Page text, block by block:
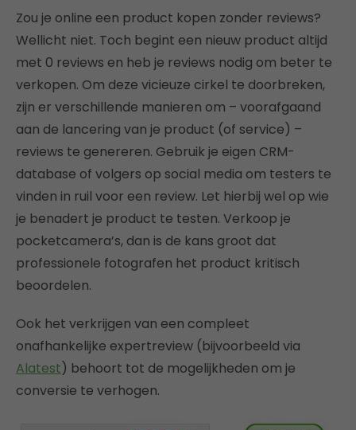
Zou je online een product kopen zonder reviews?
Wellicht niet. Toch begint een nieuw product altijd
met 0 reviews en heb je reviews nodig om beter te
verkopen. Om deze vicieuze cirkel te doorbreken,
zijn er verschillende manieren om – voorafgaand
aan de lancering van je product (of service) –
reviews te genereren. Gebruik je eigen CRM-
database of volgers op social media om testers te
vinden in ruil voor een review. Let hierbij wel op wie
je benadert je product te testen. Verkoop je
pocketcamera’s, dan is de kans groot dat
professionele fotografen het product kritisch
beoordelen.
Ook het verkrijgen van een compleet
onafhankelijke expertreview (bijvoorbeeld via
Alatest) behoort tot de mogelijkheden om je
conversie te verhogen.